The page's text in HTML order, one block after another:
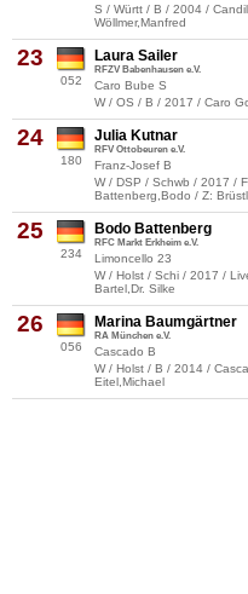
S / Württ / B / 2004 /
Wöllmer,Manfred
23
052
Laura Sailer
RFZV Babenhausen e.V.
Caro Bube S
W / OS / B / 2017 / Caro
24
180
Julia Kutnar
RFV Ottobeuren e.V.
Franz-Josef B
W / DSP / Schwb / 2017 /
Battenberg,Bodo / Z:
25
234
Bodo Battenberg
RFC Markt Erkheim e.V.
Limoncello 23
W / Holst / Schi / 2017 /
Bartel,Dr. Silke
26
056
Marina Baumgärtner
RA München e.V.
Cascado B
W / Holst / B / 2014 /
Eitel,Michael